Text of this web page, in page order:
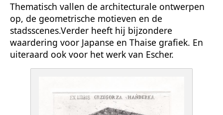
Thematisch vallen de architecturale ontwerpen
op, de geometrische motieven en de
stadsscenes.Verder heeft hij bijzondere
waardering voor Japanse en Thaise grafiek. En
uiteraard ook voor het werk van Escher.